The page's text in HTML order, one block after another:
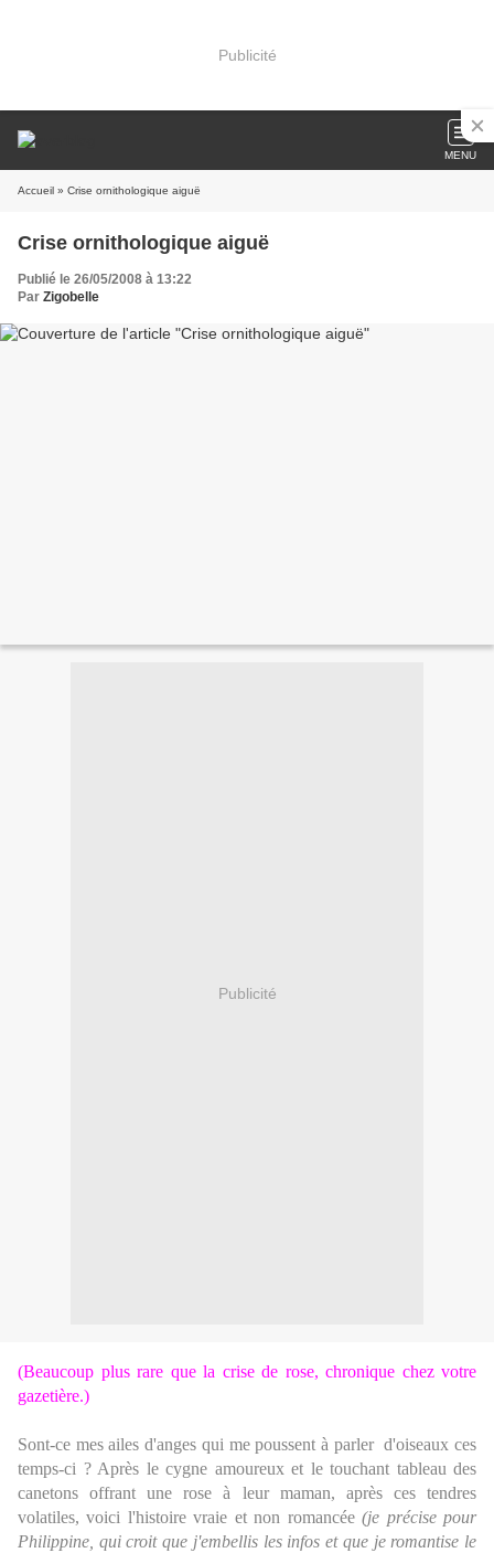
Publicité
MENU
Accueil » Crise ornithologique aiguë
Crise ornithologique aiguë
Publié le 26/05/2008 à 13:22
Par Zigobelle
Publicité
(Beaucoup plus rare que la crise de rose, chronique chez votre
gazetière.)
Sont-ce mes ailes d'anges qui me poussent à parler d'oiseaux ces
temps-ci ? Après le cygne amoureux et le touchant tableau des
canetons offrant une rose à leur maman, après ces tendres
volatiles, voici l'histoire vraie et non romancée(je précise pour
Philippine, qui croit que j'embellis les infos et que je romantise le